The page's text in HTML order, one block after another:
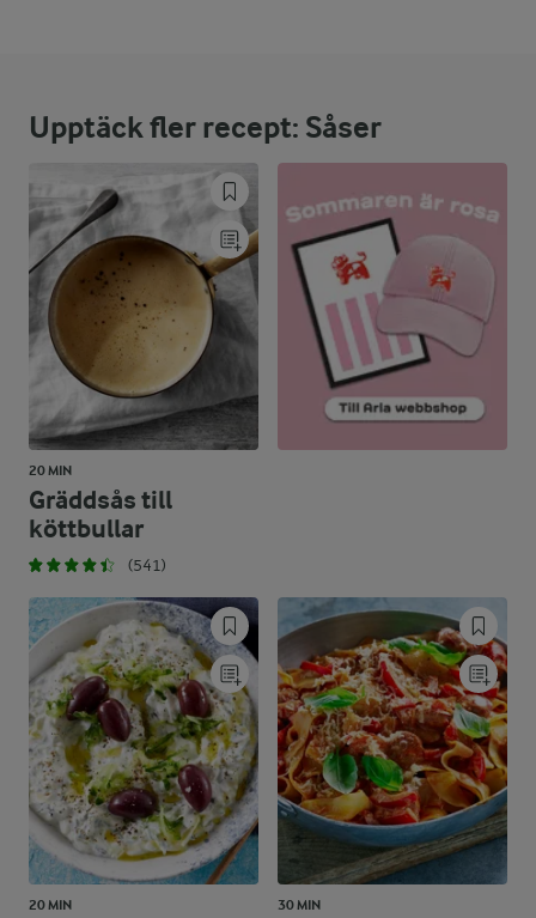
Fett:
84 %
16,2 g
Kolhydrater:
12,4 %
5,2 g
Upptäck fler recept: Såser
20 MIN
Gräddsås till
köttbullar
(541)
20 MIN 30 MIN